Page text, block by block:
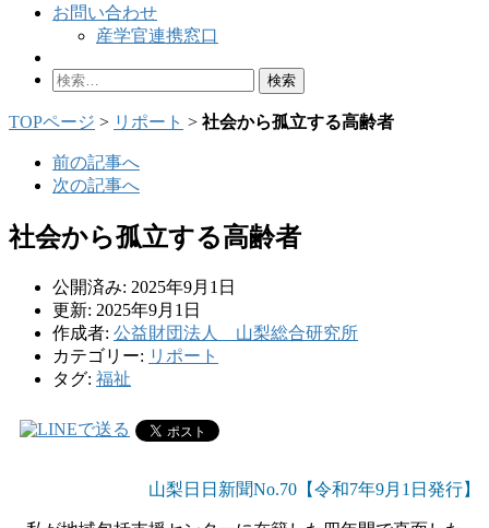
お問い合わせ
産学官連携窓口
検
TOPページ > リポート > 社会から孤立する高齢者
前の記事へ
次の記事へ
社会から孤立する高齢者
公開済み: 2025年9月1日
更新: 2025年9月1日
作成者: 公益財団法人 山梨総合研究所
カテゴリー: リポート
タグ: 福祉
山梨日日新聞No.70【令和7年9月1 日発行】